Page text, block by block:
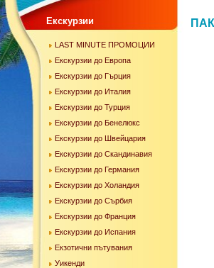
Екскурзии
LAST MINUTE ПРОМОЦИИ
Екскурзии до Европа
Екскурзии до Гърция
Екскурзии до Италия
Екскурзии до Турция
Екскурзии до Бенелюкс
Екскурзии до Швейцария
Екскурзии до Скандинавия
Екскурзии до Германия
Екскурзии до Холандия
Екскурзии до Сърбия
Екскурзии до Франция
Екскурзии до Испания
Екзотични пътувания
Уикенди